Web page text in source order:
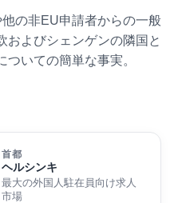
の非EU申請者からの一般
およびシェンゲンの隣国と
いての簡単な事実。
首都
ヘルシンキ
最大の外国人駐在員向け求人
市場